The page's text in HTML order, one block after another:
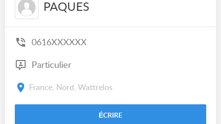
PAQUES
0616XXXXXX
Particulier
France, Nord, Wattrelos
ÉCRIRE